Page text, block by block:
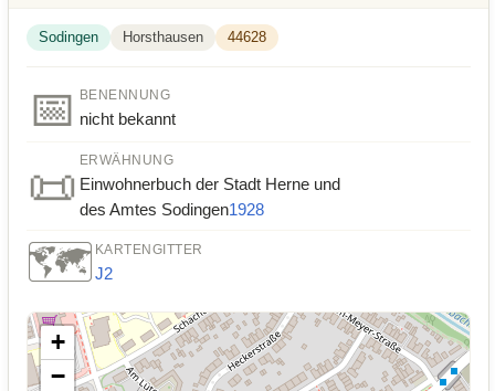
Sodingen Horsthausen 44628
📅 BENENNUNG
nicht bekannt
📜 ERWÄHNUNG
Einwohnerbuch der Stadt Herne und
des Amtes Sodingen1928
🗺️ KARTENGITTER
J2
+
−